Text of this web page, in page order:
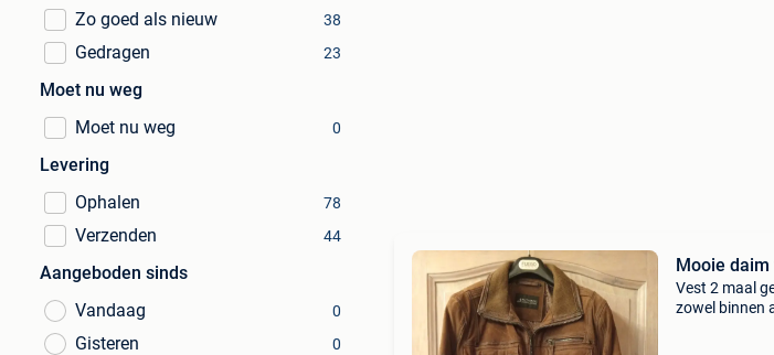
Zo goed als nieuw 38
Gedragen 23
Moet nu weg
Moet nu weg
0
Levering
Ophalen
78
Verzenden 44
Aangeboden sinds
Vandaag
0
Gisteren 0
Mooie daim
Vest 2 maal
zowel binnen